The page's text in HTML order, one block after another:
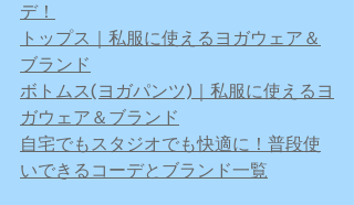
デ！
トップス｜私服に使えるヨガウェア＆
ブランド
ボトムス(ヨガパンツ)｜私服に使えるヨ
ガウェア＆ブランド
自宅でもスタジオでも快適に！普段使
いできるコーデとブランド一覧